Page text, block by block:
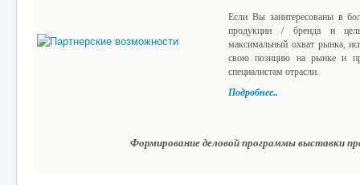
Если Вы заинтересованы в
продукции / бренда и
максимальный охват рынка,
свою позицию на рынке и
специалистам отрасли.
Подробнее..
Формирование деловой программы выставки